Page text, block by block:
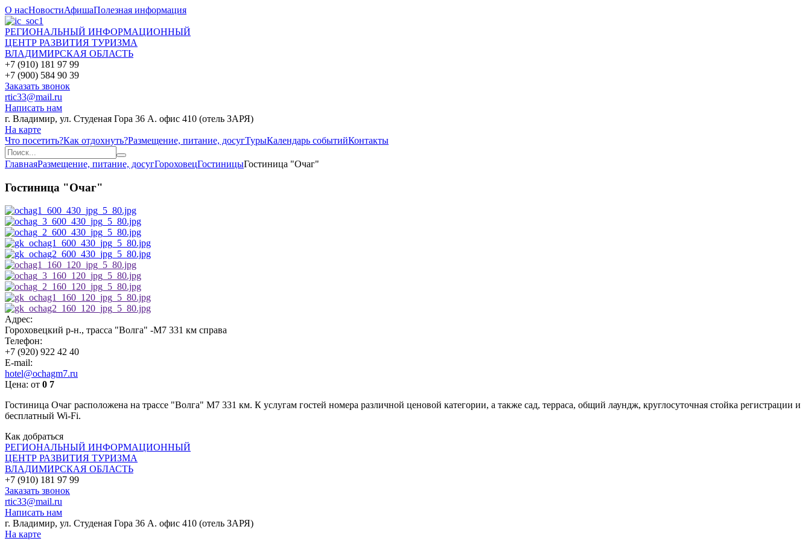
О насНовостиАфишаПолезная информация
РЕГИОНАЛЬНЫЙ ИНФОРМАЦИОННЫЙ
ЦЕНТР РАЗВИТИЯ ТУРИЗМА
ВЛАДИМИРСКАЯ ОБЛАСТЬ
+7 (910) 181 97 99
+7 (900) 584 90 39
Заказать звонок
rtic33@mail.ru
Написать нам
г. Владимир, ул. Студеная Гора 36 А. офис 410 (отель ЗАРЯ)
На карте
Что посетить?Как отдохнуть?Размещение, питание, досугТурыКалендарь событийКонтакты
ГлавнаяРазмещение, питание, досугГороховецГостиницыГостиница "Очаг"
Гостиница "Очаг"
Адрес:
Гороховецкий р-н., трасса "Волга" -М7 331 км справа
Телефон:
+7 (920) 922 42 40
E-mail:
hotel@ochagm7.ru
Цена: от 0 7
Гостиница Очаг расположена на трассе "Волга" М7 331 км. К услугам гостей номера различной ценовой категории, а также сад, терраса, общий лаундж, круглосуточная стойка регистрации и
бесплатный Wi-Fi.
Как добраться
РЕГИОНАЛЬНЫЙ ИНФОРМАЦИОННЫЙ
ЦЕНТР РАЗВИТИЯ ТУРИЗМА
ВЛАДИМИРСКАЯ ОБЛАСТЬ
+7 (910) 181 97 99
Заказать звонок
rtic33@mail.ru
Написать нам
г. Владимир, ул. Студеная Гора 36 А. офис 410 (отель ЗАРЯ)
На карте